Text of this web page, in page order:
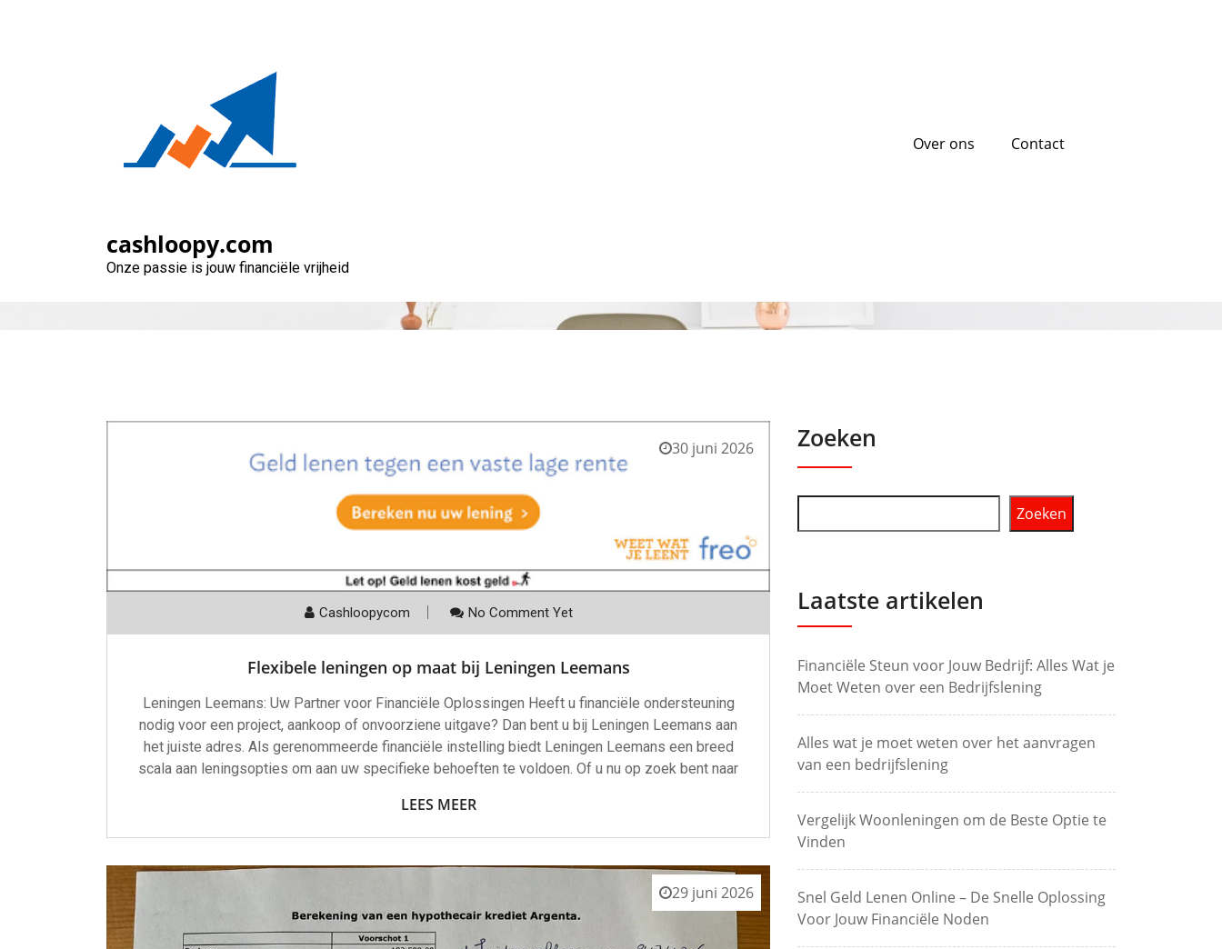
cashloopy.com
Onze passie is jouw financiële vrijheid
Over ons Contact
30 juni 2026
Cashloopycom No Comment Yet
Flexibele leningen op maat bij Leningen Leemans
Leningen Leemans: Uw Partner voor Financiële Oplossingen Heeft u financiële ondersteuning
nodig voor een project, aankoop of onvoorziene uitgave? Dan bent u bij Leningen Leemans aan
het juiste adres. Als gerenommeerde financiële instelling biedt Leningen Leemans een breed
scala aan leningsopties om aan uw specifieke behoeften te voldoen. Of u nu op zoek bent naar
LEES MEER
29 juni 2026
Zoeken
Zoeken
Laatste artikelen
Financiële Steun voor Jouw Bedrijf: Alles Wat je
Moet Weten over een Bedrijfslening
Alles wat je moet weten over het aanvragen
van een bedrijfslening
Vergelijk Woonleningen om de Beste Optie te
Vinden
Snel Geld Lenen Online – De Snelle Oplossing
Voor Jouw Financiële Noden